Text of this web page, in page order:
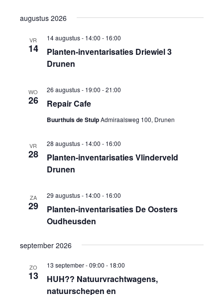
augustus 2026
VR
14
Planten-inventarisaties Driewiel 3
Drunen
14 augustus - 14:00 - 16:00
WO
26 Repair Cafe
26 augustus - 19:00 -21:00
Buurthuis de StulpAdmiraalsweg 100, Drunen
VR
28
Planten-inventarisaties Vlinderveld
Drunen
28 augustus - 14:00 - 16:00
ZA
29
Planten-inventarisaties De Oosters
Oudheusden
29 augustus - 14:00 - 16:00
september 2026
ZO
13
HUH?? Natuurvrachtwagens,
natuurschepen en
13 september - 09:00 - 18:00